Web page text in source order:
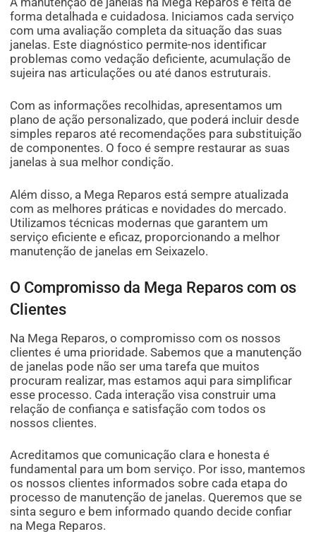
forma detalhada e cuidadosa. Iniciamos cada serviço
com uma avaliação completa da situação das suas
janelas. Este diagnóstico permite-nos identificar
problemas como vedação deficiente, acumulação de
sujeira nas articulações ou até danos estruturais.
Com as informações recolhidas, apresentamos um
plano de ação personalizado, que poderá incluir desde
simples reparos até recomendações para substituição
de componentes. O foco é sempre restaurar as suas
janelas à sua melhor condição.
Além disso, a Mega Reparos está sempre atualizada
com as melhores práticas e novidades do mercado.
Utilizamos técnicas modernas que garantem um
serviço eficiente e eficaz, proporcionando a melhor
manutenção de janelas em Seixazelo.
O Compromisso da Mega Reparos com os
Clientes
Na Mega Reparos, o compromisso com os nossos
clientes é uma prioridade. Sabemos que a manutenção
de janelas pode não ser uma tarefa que muitos
procuram realizar, mas estamos aqui para simplificar
esse processo. Cada interação visa construir uma
relação de confiança e satisfação com todos os
nossos clientes.
Acreditamos que comunicação clara e honesta é
fundamental para um bom serviço. Por isso, mantemos
os nossos clientes informados sobre cada etapa do
processo de manutenção de janelas. Queremos que se
sinta seguro e bem informado quando decide confiar
na Mega Reparos.